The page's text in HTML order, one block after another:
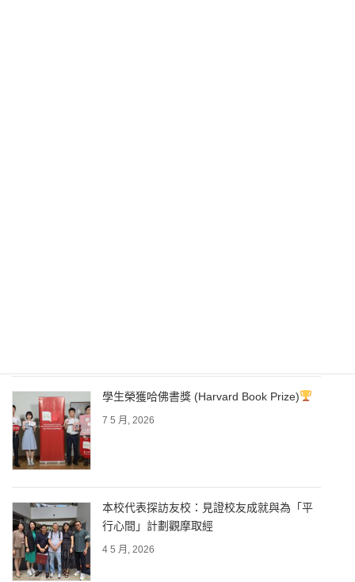
學生榮獲哈佛書獎 (Harvard Book Prize)
7 5 月, 2026
本校代表探訪友校：見證校友成就與為「平
行心間」計劃觀摩取經
4 5 月, 2026